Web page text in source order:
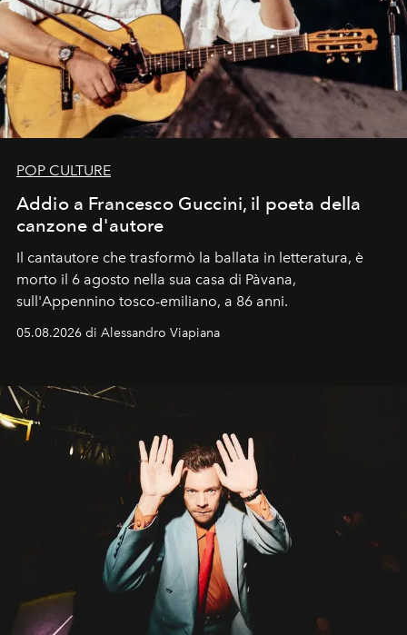
POP CULTURE
Addio a Francesco Guccini, il poeta della
canzone d'autore
Il cantautore che trasformò la ballata in letteratura, è
morto il 6 agosto nella sua casa di Pàvana,
sull'Appennino tosco-emiliano, a 86 anni.
05.08.2026 di Alessandro Viapiana